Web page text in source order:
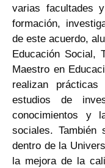
varias facultades
formación,
de este acuerdo,
Educación Social,
Maestro en
realizan
estudios de
conocimientos y
sociales. También
dentro de la
la mejora de la